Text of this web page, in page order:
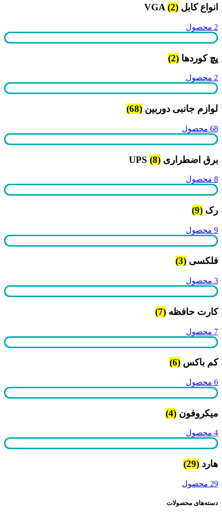
انواع کابل VGA (2)
2 محصول
پچ کوردها (2)
2 محصول
لوازم جانبی دوربین (68)
68 محصول
برق اضطراری UPS (8)
8 محصول
رک (9)
9 محصول
فلکسی (3)
3 محصول
کارت حافظه (7)
7 محصول
کم باکس (6)
6 محصول
میکروفون (4)
4 محصول
هارد (29)
29 محصول
دسته‌های محصولات